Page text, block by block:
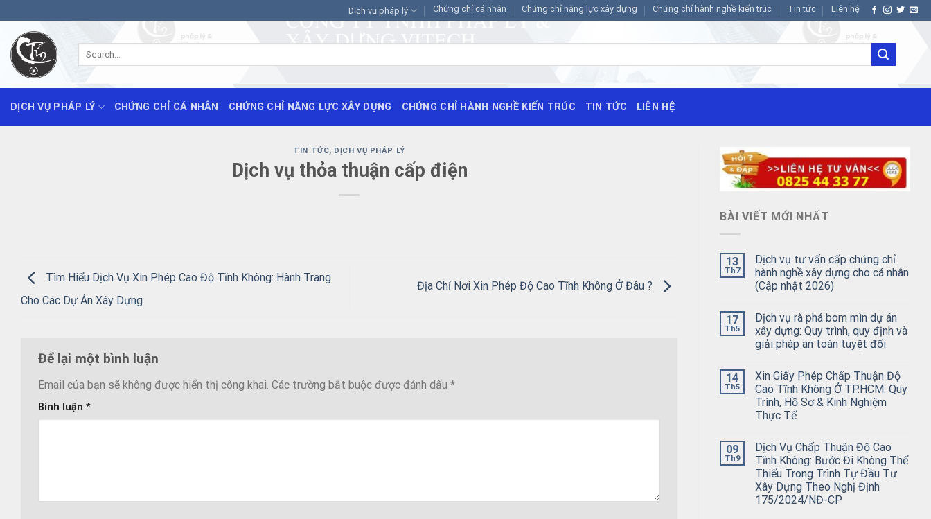
to
content
Dịch vụ pháp lý Chứng chỉ cá nhân Chứng chỉ năng lực xây dựng Chứng chỉ hành nghề kiến trúc Tin tức Liên hệ
DỊCH VỤ PHÁP LÝ CHỨNG CHỈ CÁ NHÂN CHỨNG CHỈ NĂNG LỰC XÂY DỰNG CHỨNG CHỈ HÀNH NGHỀ KIẾN TRÚC TIN TỨC LIÊN HỆ
TIN TỨC, DỊCH VỤ PHÁP LÝ
Dịch vụ thỏa thuận cấp điện
Tìm Hiểu Dịch Vụ Xin Phép Cao Độ Tĩnh Không: Hành Trang
Cho Các Dự Án Xây Dựng
Địa Chỉ Nơi Xin Phép Độ Cao Tĩnh Không Ở Đâu ?
Để lại một bình luận
Email của bạn sẽ không được hiển thị công khai. Các trường bắt buộc được đánh dấu *
Bình luận *
BÀI VIẾT MỚI NHẤT
13
Th7
Dịch vụ tư vấn cấp chứng chỉ
hành nghề xây dựng cho cá nhân
(Cập nhật 2026)
17
Th5
Dịch vụ rà phá bom mìn dự án
xây dựng: Quy trình, quy định và
giải pháp an toàn tuyệt đối
14
Th5
Xin Giấy Phép Chấp Thuận Độ
Cao Tĩnh Không Ở TP.HCM: Quy
Trình, Hồ Sơ & Kinh Nghiệm
Thực Tế
09
Th9
Dịch Vụ Chấp Thuận Độ Cao
Tĩnh Không: Bước Đi Không Thể
Thiếu Trong Trình Tự Đầu Tư
Xây Dựng Theo Nghị Định
175/2024/NĐ-CP